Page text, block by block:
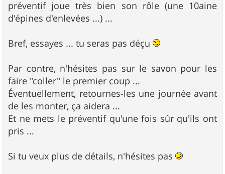
préventif joue très bien son rôle (une 10aine
d'épines d'enlevées ...) ...
Bref, essayes ... tu seras pas déçu
Par contre, n'hésites pas sur le savon pour les
faire "coller" le premier coup ...
Éventuellement, retournes-les une journée avant
de les monter, ça aidera ...
Et ne mets le préventif qu'une fois sûr qu'ils ont
pris ...
Si tu veux plus de détails, n'hésites pas